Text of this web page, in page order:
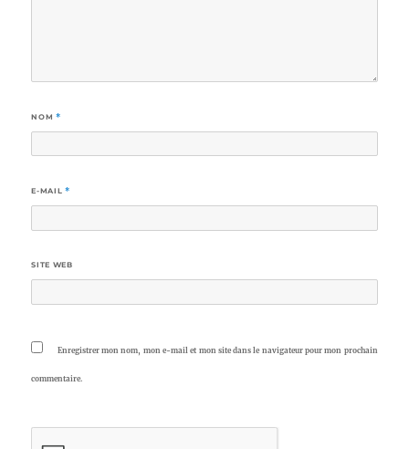
NOM *
E-MAIL *
SITE WEB
Enregistrer mon nom, mon e-mail et mon site dans le navigateur pour mon prochain
commentaire.